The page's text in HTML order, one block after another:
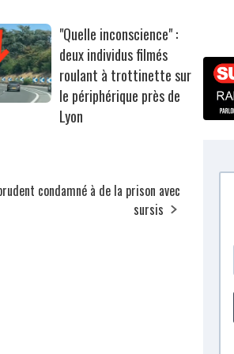
"Quelle inconscience" :
deux individus filmés
roulant à trottinette sur
le périphérique près de
Lyon
condamné à de la prison avec
sursis